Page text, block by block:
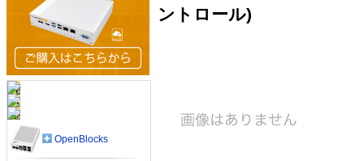
ントロール)
OpenBlocks